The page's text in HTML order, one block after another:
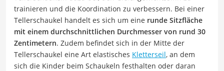
trainieren und die Koordination zu verbessern. Bei einer
Tellerschaukel handelt es sich um eine runde Sitzfläche
mit einem durchschnittlichen Durchmesser von rund 30
Zentimetern. Zudem befindet sich in der Mitte der
Tellerschaukel eine Art elastisches Kletterseil, an dem
sich die Kinder beim Schaukeln festhalten oder daran